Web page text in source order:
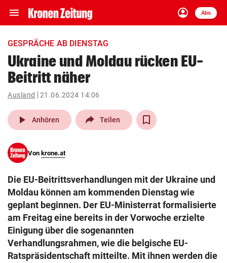
menu Navigation
ein-/ausklappen
account_circle
Anmelden
Abo
close Schließen
account_circle Anmelden
pin_drop
Wien arrow_right
search
eingeben
© Krone Multimedia GmbH & Co KG 2026
Muthgasse 2, 1190 Wien
GESPRÄCHE AB DIENSTAG
Ukraine und Moldau rücken EU-
Beitritt näher
Ausland 21.06.2024 14:06
play_arrow Anhören Teilen
Von krone.at
Die EU-Beitrittsverhandlungen mit der Ukraine und
Moldau können am kommenden Dienstag wie
geplant beginnen. Der EU-Ministerrat formalisierte
am Freitag eine bereits in der Vorwoche erzielte
Einigung über die sogenannten
Verhandlungsrahmen, wie die belgische EU-
Ratspräsidentschaft mitteilte. Mit ihnen werden die